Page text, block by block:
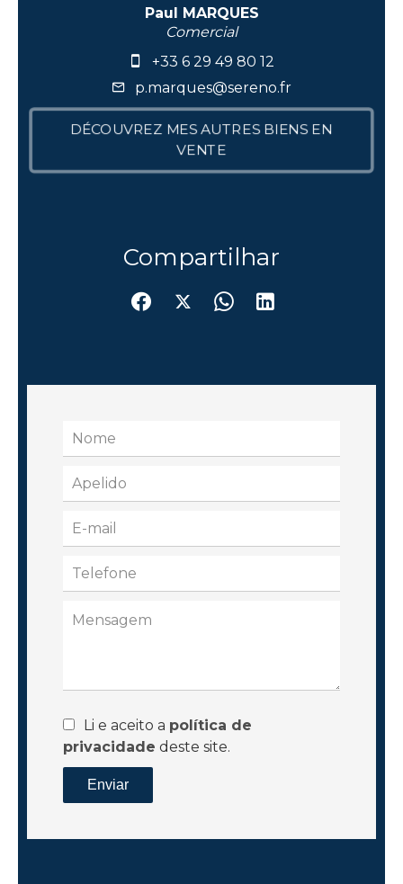
Paul MARQUES
Comercial
+33 6 29 49 80 12
p.marques@sereno.fr
DÉCOUVREZ MES AUTRES BIENS EN
VENTE
Compartilhar
Li e aceito a política de
privacidade deste site.
Enviar